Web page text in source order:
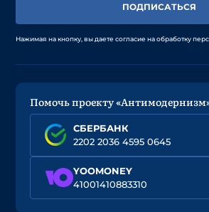
ПОДПИСАТЬСЯ
Нажимая на кнопку, вы даете согласие на обработку
Помочь проекту
СБЕРБАНК
2202 2036 4595 0645
YOOMONEY
41001410883310